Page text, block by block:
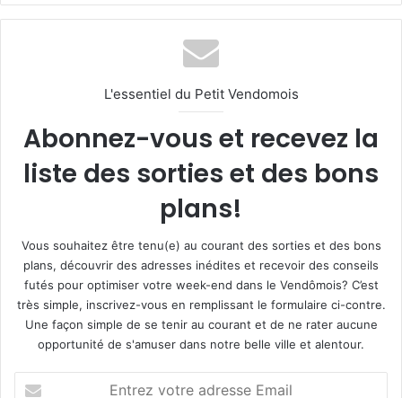
L'essentiel du Petit Vendomois
Abonnez-vous et recevez la
liste des sorties et des bons
plans!
Vous souhaitez être tenu(e) au courant des sorties et des bons
plans, découvrir des adresses inédites et recevoir des conseils
futés pour optimiser votre week-end dans le Vendômois? C’est
très simple, inscrivez-vous en remplissant le formulaire ci-contre.
Une façon simple de se tenir au courant et de ne rater aucune
opportunité de s'amuser dans notre belle ville et alentour.